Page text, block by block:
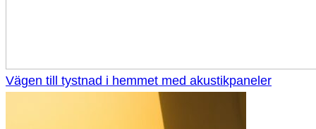
Vägen till tystnad i hemmet med akustikpaneler